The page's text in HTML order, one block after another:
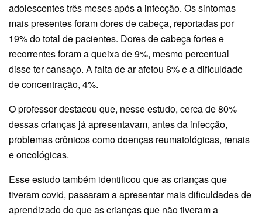
adolescentes três meses após a infecção. Os sintomas
mais presentes foram dores de cabeça, reportadas por
19% do total de pacientes. Dores de cabeça fortes e
recorrentes foram a queixa de 9%, mesmo percentual
disse ter cansaço. A falta de ar afetou 8% e a dificuldade
de concentração, 4%.
O professor destacou que, nesse estudo, cerca de 80%
dessas crianças já apresentavam, antes da infecção,
problemas crônicos como doenças reumatológicas, renais
e oncológicas.
Esse estudo também identificou que as crianças que
tiveram covid, passaram a apresentar mais dificuldades de
aprendizado do que as crianças que não tiveram a